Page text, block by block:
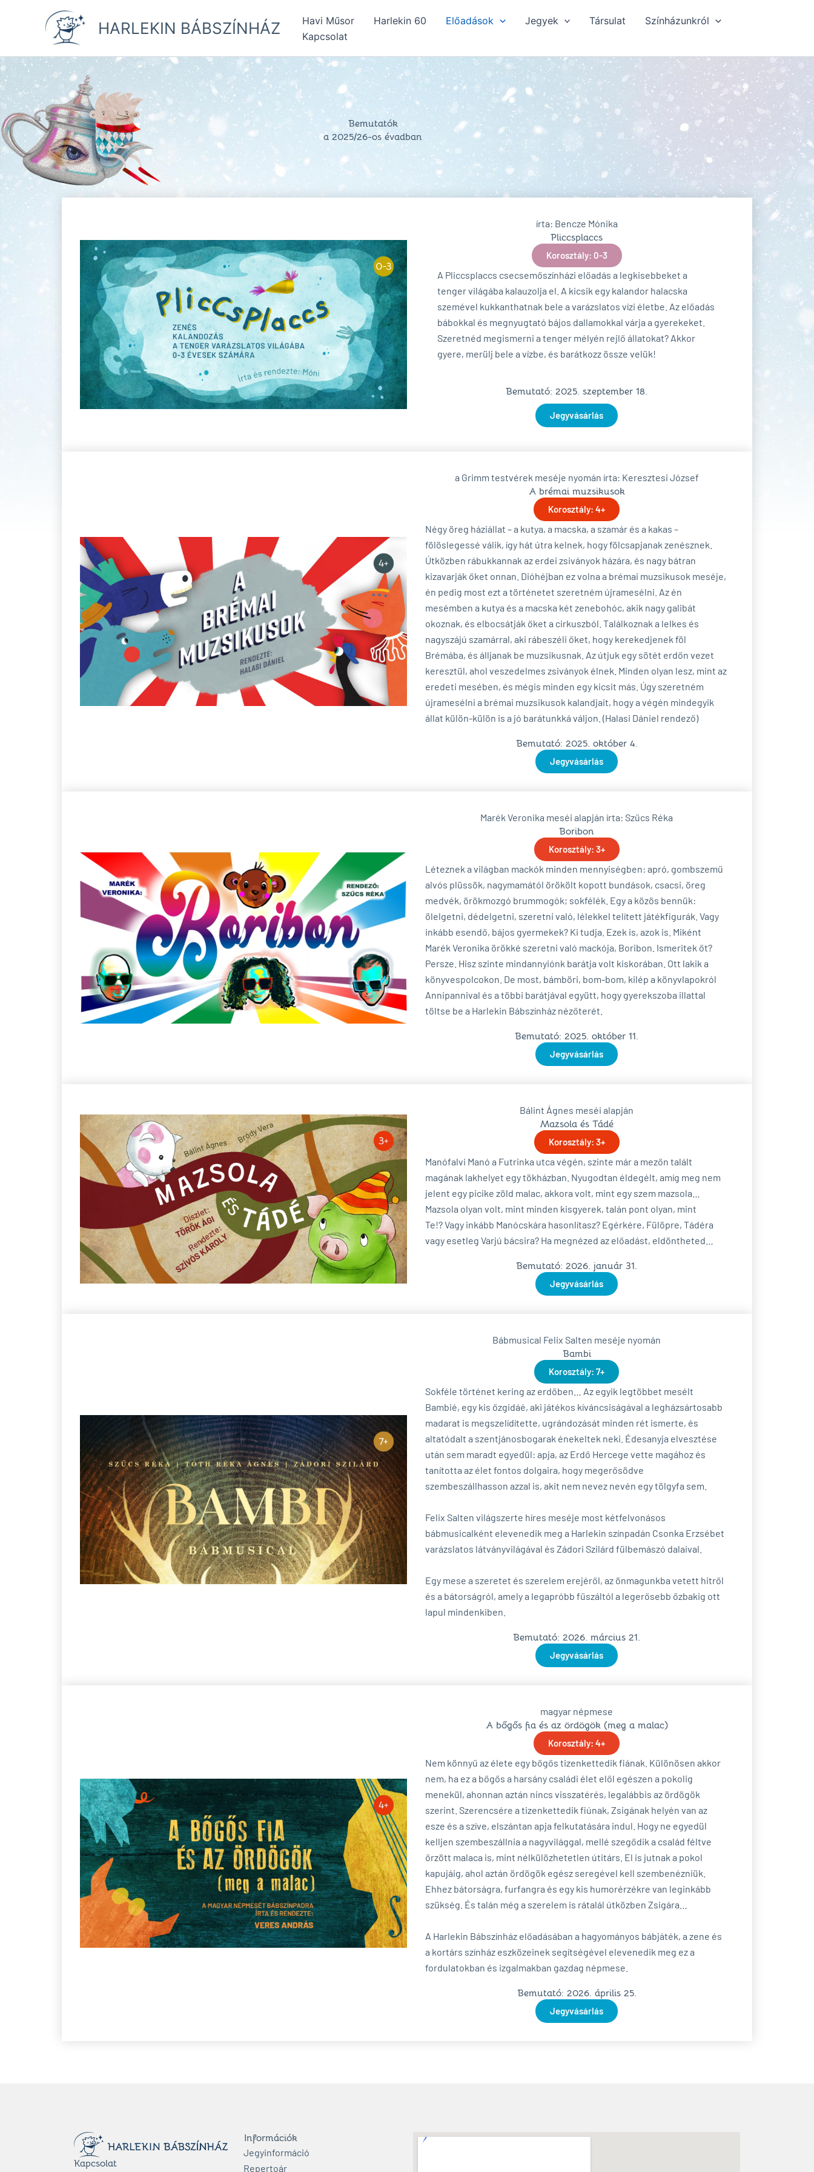
HARLEKIN BÁBSZÍNHÁZ Havi Műsor Harlekin 60 Előadások Jegyek Társulat
Színházunkról
Kapcsolat
Bemutatók
a 2025/26-os évadban
írta: Bencze Mónika
Pliccsplaccs
Korosztály: 0-3
A Pliccsplaccs csecsemőszínházi előadás a legkisebbeket a
tenger világába kalauzolja el. A kicsik egy kalandor halacska
szemével kukkanthatnak bele a varázslatos vízi életbe. Az előadás
bábokkal és megnyugtató bájos dallamokkal várja a gyerekeket.
Szeretnéd megismerni a tenger mélyén rejlő állatokat? Akkor
gyere, merülj bele a vízbe, és barátkozz össze velük!
Bemutató: 2025. szeptember 18.
Jegyvásárlás
a Grimm testvérek meséje nyomán írta: Keresztesi József
A brémai muzsikusok
Korosztály: 4+
Négy öreg háziállat – a kutya, a macska, a szamár és a kakas –
fölöslegessé válik, így hát útra kelnek, hogy fölcsapjanak zenésznek.
Útközben rábukkannak az erdei zsiványok házára, és nagy bátran
kizavarják őket onnan. Dióhéjban ez volna a brémai muzsikusok meséje,
én pedig most ezt a történetet szeretném újramesélni. Az én
mesémben a kutya és a macska két zenebohóc, akik nagy galibát
okoznak, és elbocsátják őket a cirkuszból. Találkoznak a lelkes és
nagyszájú szamárral, aki rábeszéli őket, hogy kerekedjenek föl
Brémába, és álljanak be muzsikusnak. Az útjuk egy sötét erdőn vezet
keresztül, ahol veszedelmes zsiványok élnek. Minden olyan lesz, mint az
eredeti mesében, és mégis minden egy kicsit más. Úgy szeretném
újramesélni a brémai muzsikusok kalandjait, hogy a végén mindegyik
állat külön-külön is a jó barátunkká váljon. (Halasi Dániel rendező)
Bemutató: 2025. október 4.
Jegyvásárlás
Marék Veronika meséi alapján írta: Szűcs Réka
Boribon
Korosztály: 3+
Léteznek a világban mackók minden mennyiségben: apró, gombszemű
alvós plüssök, nagymamától örökölt kopott bundások, csacsi, öreg
medvék, örökmozgó brummogók; sokfélék. Egy a közös bennük:
ölelgetni, dédelgetni, szeretni való, lélekkel telített játékfigurák. Vagy
inkább esendő, bájos gyermekek? Ki tudja. Ezek is, azok is. Miként
Marék Veronika örökké szeretni való mackója, Boribon. Ismeritek őt?
Persze. Hisz szinte mindannyiónk barátja volt kiskorában. Ott lakik a
könyvespolcokon. De most, bámböri, bom-bom, kilép a könyvlapokról
Annipannival és a többi barátjával együtt, hogy gyerekszoba illattal
töltse be a Harlekin Bábszínház nézőterét.
Bemutató: 2025. október 11.
Jegyvásárlás
Bálint Ágnes meséi alapján
Mazsola és Tádé
Korosztály: 3+
Manófalvi Manó a Futrinka utca végén, szinte már a mezőn talált
magának lakhelyet egy tökházban. Nyugodtan éldegélt, amíg meg nem
jelent egy picike zöld malac, akkora volt, mint egy szem mazsola…
Mazsola olyan volt, mint minden kisgyerek, talán pont olyan, mint
Te!?Vagy inkább Manócskára hasonlítasz? Egérkére, Fülöpre, Tádéra
vagy esetleg Varjú bácsira? Ha megnézed az előadást, eldöntheted…
Bemutató: 2026. január 31.
Jegyvásárlás
Bábmusical Felix Salten meséje nyomán
Bambi
Korosztály: 7+
Sokféle történet kering az erdőben… Az egyik legtöbbet mesélt
Bambié, egy kis őzgidáé, aki játékos kíváncsiságával a legházsártosabb
madarat is megszelídítette, ugrándozását minden rét ismerte, és
altatódalt a szentjánosbogarak énekeltek neki. Édesanyja elvesztése
után sem maradt egyedül: apja, az Erdő Hercege vette magához és
tanította az élet fontos dolgaira, hogy megerősödve
szembeszállhasson azzal is, akit nem nevez nevén egy tölgyfa sem.
Felix Salten világszerte híres meséje most kétfelvonásos
bábmusicalként elevenedik meg a Harlekin színpadán Csonka Erzsébet
varázslatos látványvilágával és Zádori Szilárd fülbemászó dalaival.
Egy mese a szeretet és szerelem erejéről, az önmagunkba vetett hitről
és a bátorságról, amely a legapróbb fűszáltól a legerősebb őzbakig ott
lapul mindenkiben.
Bemutató: 2026. március 21.
Jegyvásárlás
magyar népmese
A bőgős fia és az ördögök (meg a malac)
Korosztály: 4+
Nem könnyű az élete egy bőgős tizenkettedik fiának. Különösen akkor
nem, ha ez a bőgős a harsány családi élet elől egészen a pokolig
menekül, ahonnan aztán nincs visszatérés, legalábbis az ördögök
szerint. Szerencsére a tizenkettedik fiúnak, Zsigának helyén van az
esze és a szíve, elszántan apja felkutatására indul. Hogy ne egyedül
kelljen szembeszállnia a nagyvilággal, mellé szegődik a család féltve
őrzött malaca is, mint nélkülözhetetlen útitárs. El is jutnak a pokol
kapujáig, ahol aztán ördögök egész seregével kell szembenézniük.
Ehhez bátorságra, furfangra és egy kis humorérzékre van leginkább
szükség. És talán még a szerelem is rátalál útközben Zsigára…
A Harlekin Bábszínház előadásában a hagyományos bábjáték, a zene és
a kortárs színház eszközeinek segítségével elevenedik meg ez a
fordulatokban és izgalmakban gazdag népmese.
Bemutató: 2026. április 25.
Jegyvásárlás
Kapcsolat
Információk
Jegyinformáció
Repertoár